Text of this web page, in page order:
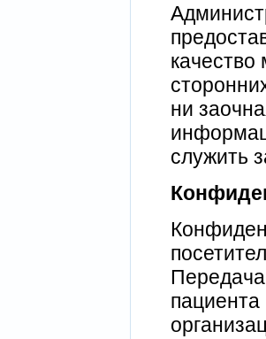
качество
ни
служить
пациента